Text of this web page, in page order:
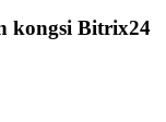
kongsi Bitrix24